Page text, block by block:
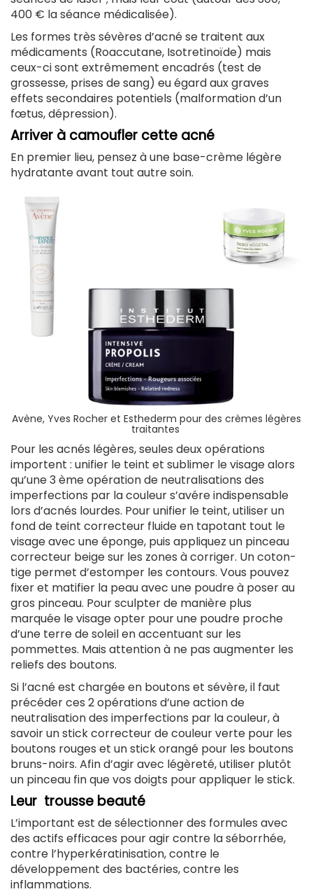
400 € la séance médicalisée).
Les formes très sévères d’acné se traitent aux
médicaments (Roaccutane, Isotretinoïde) mais
ceux-ci sont extrêmement encadrés (test de
grossesse, prises de sang) eu égard aux graves
effets secondaires potentiels (malformation d’un
fœtus, dépression).
Arriver à camoufler cette acné
En premier lieu, pensez à une base-crème légère
hydratante avant tout autre soin.
Avène, Yves Rocher et Esthederm pour des crèmes légères
traitantes
Pour les acnés légères, seules deux opérations
importent : unifier le teint et sublimer le visage alors
qu’une 3 ème opération de neutralisations des
imperfections par la couleur s’avére indispensable
lors d’acnés lourdes. Pour unifier le teint, utiliser un
fond de teint correcteur fluide en tapotant tout le
visage avec une éponge, puis appliquez un pinceau
correcteur beige sur les zones à corriger. Un coton-
tige permet d’estomper les contours. Vous pouvez
fixer et matifier la peau avec une poudre à poser au
gros pinceau. Pour sculpter de manière plus
marquée le visage opter pour une poudre proche
d’une terre de soleil en accentuant sur les
pommettes. Mais attention à ne pas augmenter les
reliefs des boutons.
Si l’acné est chargée en boutons et sévère, il faut
précéder ces 2 opérations d’une action de
neutralisation des imperfections par la couleur, à
savoir un stick correcteur de couleur verte pour les
boutons rouges et un stick orangé pour les boutons
bruns-noirs. Afin d’agir avec légèreté, utiliser plutôt
un pinceau fin que vos doigts pour appliquer le stick.
Leur trousse beauté
L’important est de sélectionner des formules avec
des actifs efficaces pour agir contre la séborrhée,
contre l’hyperkératinisation, contre le
développement des bactéries, contre les
inflammations.